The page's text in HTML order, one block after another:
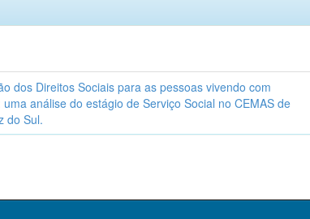
dos Direitos Sociais para as pessoas vivendo com
uma análise do estágio de Serviço Social no CEMAS de
do Sul.